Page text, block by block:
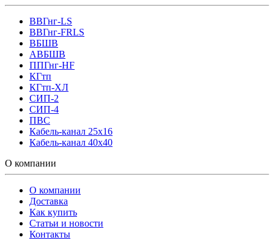
ВВГнг-LS
ВВГнг-FRLS
ВБШВ
АВБШВ
ППГнг-HF
КГтп
КГтп-ХЛ
СИП-2
СИП-4
ПВС
Кабель-канал 25х16
Кабель-канал 40х40
О компании
О компании
Доставка
Как купить
Статьи и новости
Контакты